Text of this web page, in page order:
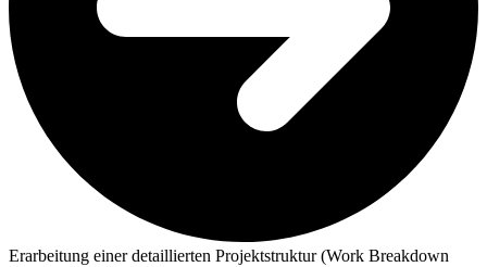
Erarbeitung einer detaillierten Projektstruktur (Work Breakdown